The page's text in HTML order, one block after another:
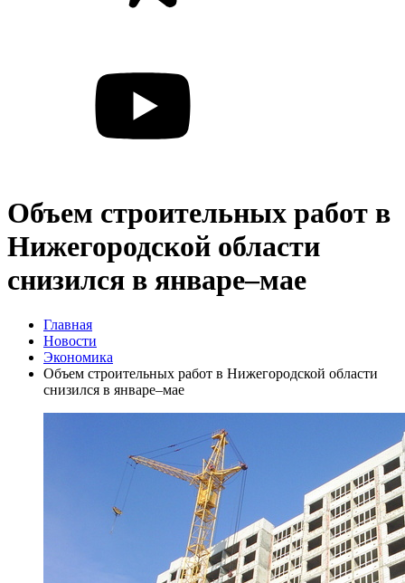
Объем строительных работ в
Нижегородской области
снизился в январе–мае
Главная
Новости
Экономика
Объем строительных работ в Нижегородской области
снизился в январе–мае